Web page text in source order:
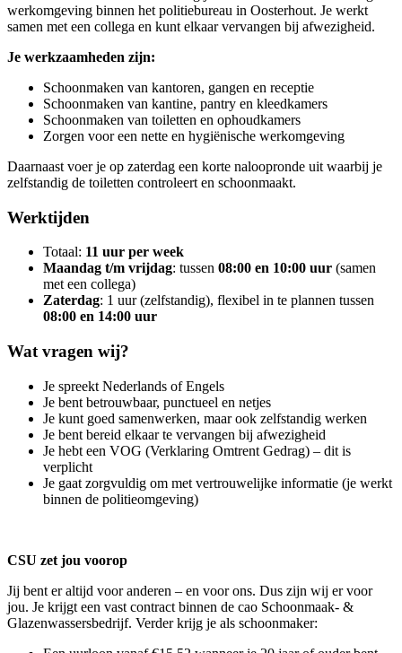
werkomgeving binnen het politiebureau in Oosterhout. Je werkt
samen met een collega en kunt elkaar vervangen bij afwezigheid.
Je werkzaamheden zijn:
Schoonmaken van kantoren, gangen en receptie
Schoonmaken van kantine, pantry en kleedkamers
Schoonmaken van toiletten en ophoudkamers
Zorgen voor een nette en hygiënische werkomgeving
Daarnaast voer je op zaterdag een korte naloopronde uit waarbij je
zelfstandig de toiletten controleert en schoonmaakt.
Werktijden
Totaal: 11 uur per week
Maandag t/m vrijdag: tussen 08:00 en 10:00 uur (samen
met een collega)
Zaterdag: 1 uur (zelfstandig), flexibel in te plannen tussen
08:00 en 14:00 uur
Wat vragen wij?
Je spreekt Nederlands of Engels
Je bent betrouwbaar, punctueel en netjes
Je kunt goed samenwerken, maar ook zelfstandig werken
Je bent bereid elkaar te vervangen bij afwezigheid
Je hebt een VOG (Verklaring Omtrent Gedrag) – dit is
verplicht
Je gaat zorgvuldig om met vertrouwelijke informatie (je werkt
binnen de politieomgeving)
CSU zet jou voorop
Jij bent er altijd voor anderen – en voor ons. Dus zijn wij er voor
jou. Je krijgt een vast contract binnen de cao Schoonmaak- &
Glazenwassersbedrijf. Verder krijg je als schoonmaker: